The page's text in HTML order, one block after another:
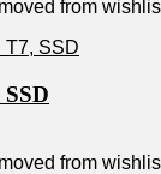
from
from